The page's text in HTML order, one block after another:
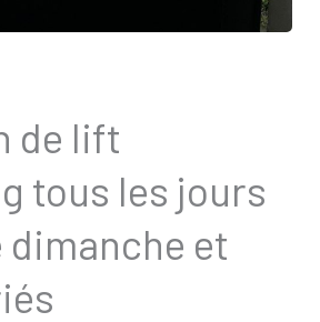
de lift
tous les jours
dimanche et